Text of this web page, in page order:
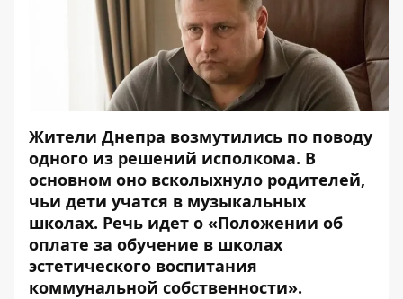
Жители Днепра возмутились по поводу
одного из решений исполкома. В
основном оно всколыхнуло родителей,
чьи дети учатся в музыкальных
школах. Речь идет о «Положении об
оплате за обучение в школах
эстетического воспитания
коммунальной собственности».